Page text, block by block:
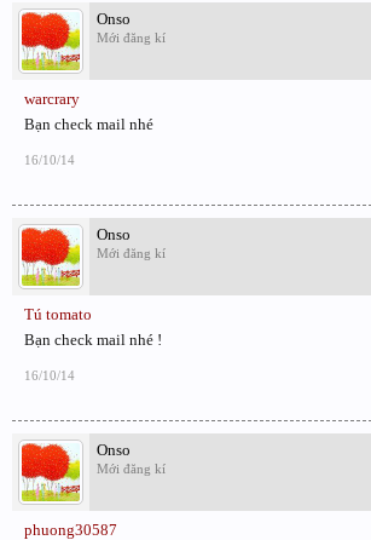
Onso
Mới đăng kí
warcrary
Bạn check mail nhé
16/10/14
Onso
Mới đăng kí
Tú tomato
Bạn check mail nhé !
16/10/14
Onso
Mới đăng kí
phuong30587